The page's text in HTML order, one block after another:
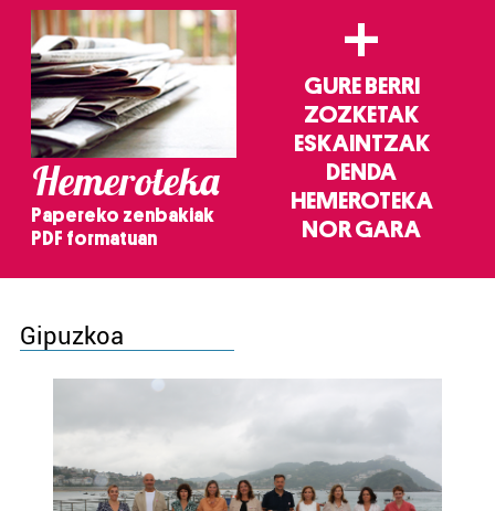
Hemeroteka
Papereko zenbakiak
PDF formatuan
+
GURE BERRI
ZOZKETAK
ESKAINTZAK
DENDA
HEMEROTEKA
NOR GARA
Gipuzkoa